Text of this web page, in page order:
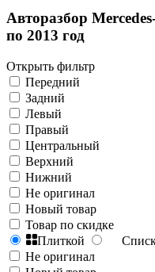
Авторазбор
по 2013 год
Открыть фильтр
Передний
Задний
Левый
Правый
Центральный
Верхний
Нижний
Не оригинал
Новый товар
Товар по скидке
Плиткой
Не оригинал